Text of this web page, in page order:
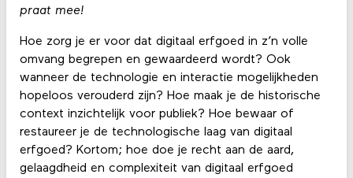
praat mee!
Hoe zorg je er voor dat digitaal erfgoed in z’n volle
omvang begrepen en gewaardeerd wordt? Ook
wanneer de technologie en interactie mogelijkheden
hopeloos verouderd zijn? Hoe maak je de historische
context inzichtelijk voor publiek? Hoe bewaar of
restaureer je de technologische laag van digitaal
erfgoed? Kortom; hoe doe je recht aan de aard,
gelaagdheid en complexiteit van digitaal erfgoed